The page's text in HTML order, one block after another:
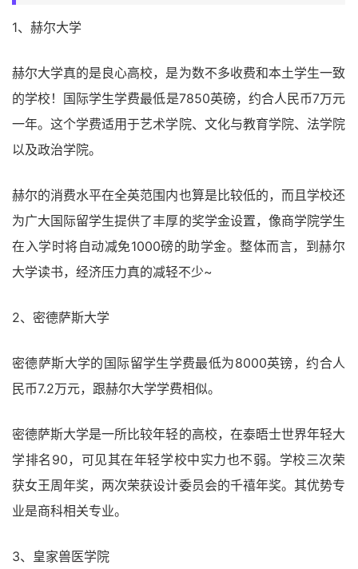
1、赫尔大学
赫尔大学真的是良心高校，是为数不多收费和本土学生一致
的学校！国际学生学费最低是7850英磅，约合人民币7万元
一年。这个学费适用于艺术学院、文化与教育学院、法学院
以及政治学院。
赫尔的消费水平在全英范围内也算是比较低的，而且学校还
为广大国际留学生提供了丰厚的奖学金设置，像商学院学生
在入学时将自动减免1000磅的助学金。整体而言，到赫尔
大学读书，经济压力真的减轻不少~
2、密德萨斯大学
密德萨斯大学的国际留学生学费最低为8000英镑，约合人
民币7.2万元，跟赫尔大学学费相似。
密德萨斯大学是一所比较年轻的高校，在泰晤士世界年轻大
学排名90，可见其在年轻学校中实力也不弱。学校三次荣
获女王周年奖，两次荣获设计委员会的千禧年奖。其优势专
业是商科相关专业。
3、皇家兽医学院